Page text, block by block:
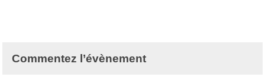
Commentez l’évènement